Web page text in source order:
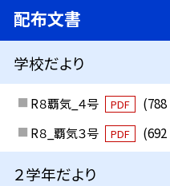
配布文書
学校だより
R８覇気_４号 PDF
(788
R８_覇気３号
PDF (692
２学年だより